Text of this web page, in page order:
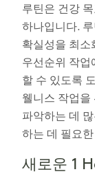
루틴은 건강
하나입니다.
확실성을 최소
우선순위 작업
할 수 있도록
웰니스 작업을
파악하는 데
하는 데 필요
새로운 1